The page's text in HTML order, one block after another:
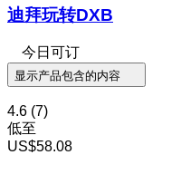
迪拜玩转DXB
今日可订
显示产品包含的内容
4.6 (7)
低至
US$58.08